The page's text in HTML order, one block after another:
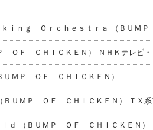
ｉｎｇ Ｏｒｃｈｅｓｔｒａ （ＢＵＭ
ＯＦ ＣＨＩＣＫＥＮ） ＮＨＫテレビ・
ＵＭＰ ＯＦ ＣＨＩＣＫＥＮ）
ＢＵＭＰ ＯＦ ＣＨＩＣＫＥＮ） ＴＸ
ｄ （ＢＵＭＰ ＯＦ ＣＨＩＣＫＥＮ）